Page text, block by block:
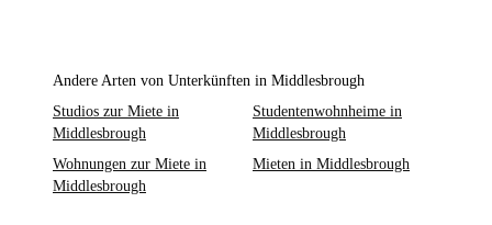
Andere Arten von Unterkünften in Middlesbrough
Studios zur Miete in
Middlesbrough
Studentenwohnheime in
Middlesbrough
Wohnungen zur Miete in
Middlesbrough
Mieten in Middlesbrough